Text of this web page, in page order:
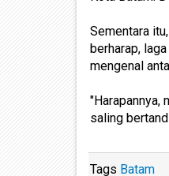
Sementara
berharap,
mengenal
"Harapannya,
saling
Tags Batam